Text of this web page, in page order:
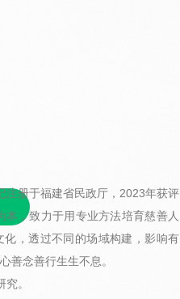
册于福建省民政厅，2023年获评
，致力于用专业方法培育慈善人
，透过不同的场域构建，影响有
善念善行生生不息。
。